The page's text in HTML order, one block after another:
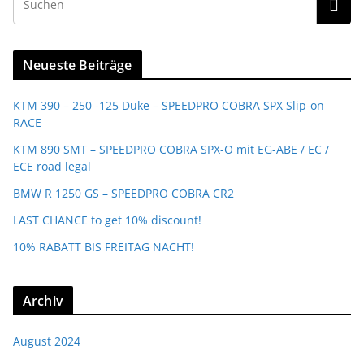
Neueste Beiträge
KTM 390 – 250 -125 Duke – SPEEDPRO COBRA SPX Slip-on
RACE
KTM 890 SMT – SPEEDPRO COBRA SPX-O mit EG-ABE / EC /
ECE road legal
BMW R 1250 GS – SPEEDPRO COBRA CR2
LAST CHANCE to get 10% discount!
10% RABATT BIS FREITAG NACHT!
Archiv
August 2024